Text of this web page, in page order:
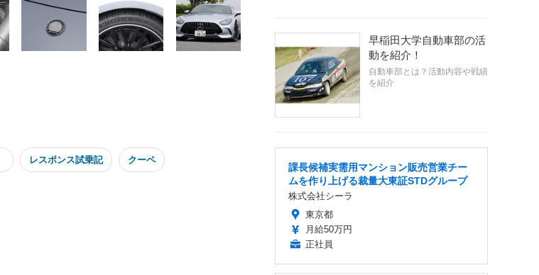
レスポンス試乗記 クーペ
早稲田大学自動車部の活
動を紹介！
自動車部とは？活動内容や戦績
を紹介
課長候補実需用マンション販売営業チー
ムを作り上げる裁量大東証STDグループ
株式会社シーラ
東京都
月給50万円
正社員